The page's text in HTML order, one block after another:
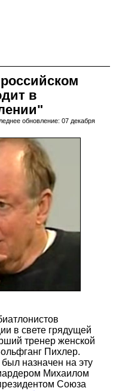
в
обновление: 07 декабря
в свете грядущей
тренер женской
Пихлер.
назначен на эту
Михаилом
Союза